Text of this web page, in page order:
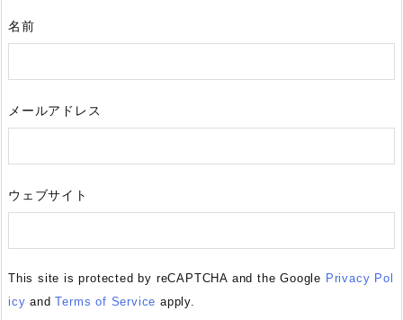
名前
メールアドレス
ウェブサイト
This site is protected by reCAPTCHA and the Google Privacy Pol
icy andTerms of Service apply.